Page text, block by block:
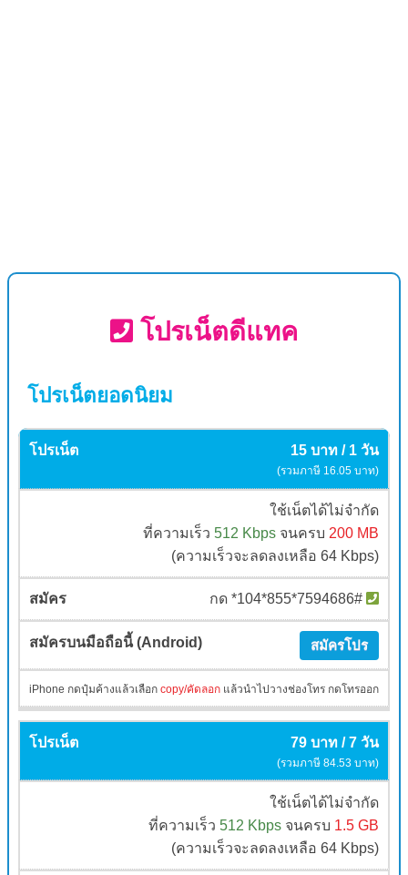
โปรเน็ตดีแทค
โปรเน็ตยอดนิยม
15 บาท / 1 วัน
(รวมภาษี 16.05 บาท)
ใช้เน็ตได้ไม่จำกัด
ที่ความเร็ว 512 Kbps จนครบ 200 MB
(ความเร็วจะลดลงเหลือ 64 Kbps)
กด *104*855*7594686#
สมัครโปร
iPhone กดปุ๋มค้างแล้วเลือกcopy/คัดลอก แล้วนำไปวางช่องโทร กดโทรออก
79 บาท / 7 วัน
(รวมภาษี 84.53 บาท)
ใช้เน็ตได้ไม่จำกัด
ที่ความเร็ว 512 Kbps จนครบ 1.5 GB
(ความเร็วจะลดลงเหลือ 64 Kbps)